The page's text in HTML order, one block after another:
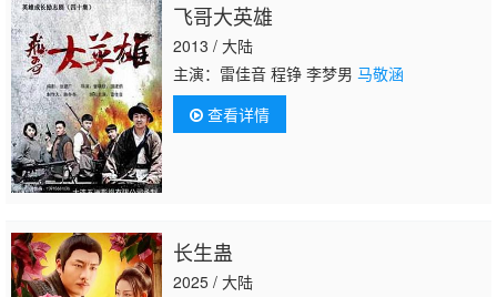
飞哥大英雄
2013 / 大陆
主演：雷佳音 程铮 李梦男 马敬涵
查看详情
长生蛊
2025 / 大陆